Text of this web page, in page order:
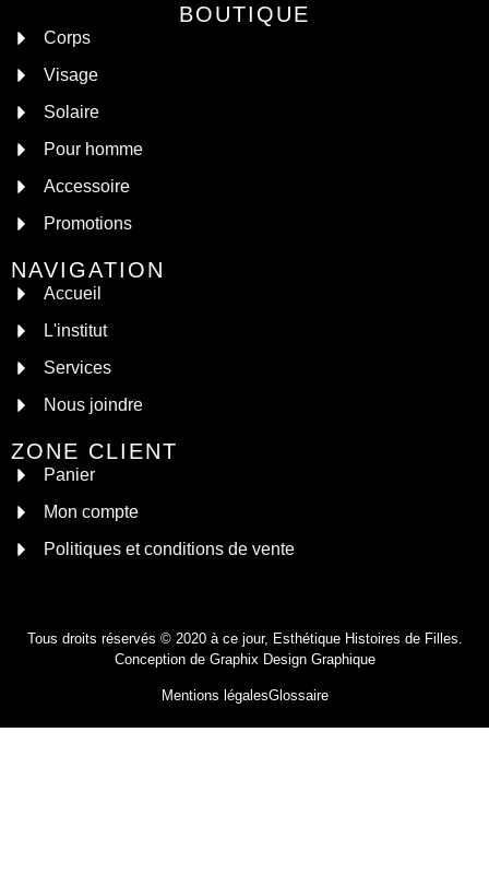
BOUTIQUE
Corps
Visage
Solaire
Pour homme
Accessoire
Promotions
NAVIGATION
Accueil
L'institut
Services
Nous joindre
ZONE CLIENT
Panier
Mon compte
Politiques et conditions de vente
Tous droits réservés © 2020 à ce jour, Esthétique Histoires de Filles.
Conception de Graphix Design Graphique
Mentions légalesGlossaire